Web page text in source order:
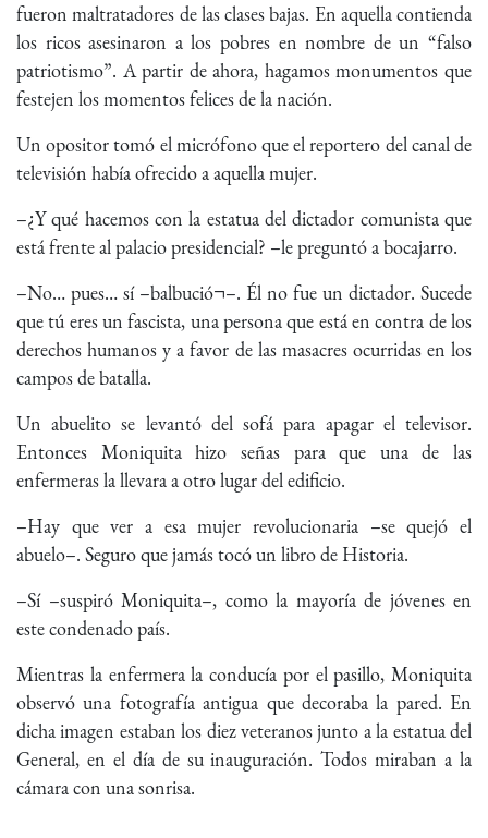
fueron maltratadores de las clases bajas. En aquella contienda
los ricos asesinaron a los pobres en nombre de un “falso
patriotismo”. A partir de ahora, hagamos monumentos que
festejen los momentos felices de la nación.
Un opositor tomó el micrófono que el reportero del canal de
televisión había ofrecido a aquella mujer.
–¿Y qué hacemos con la estatua del dictador comunista que
está frente al palacio presidencial? –le preguntó a bocajarro.
–No… pues… sí –balbució¬–. Él no fue un dictador. Sucede
que tú eres un fascista, una persona que está en contra de los
derechos humanos y a favor de las masacres ocurridas en los
campos de batalla.
Un abuelito se levantó del sofá para apagar el televisor.
Entonces Moniquita hizo señas para que una de las
enfermeras la llevara a otro lugar del edificio.
–Hay que ver a esa mujer revolucionaria –se quejó el
abuelo–. Seguro que jamás tocó un libro de Historia.
–Sí –suspiró Moniquita–, como la mayoría de jóvenes en
este condenado país.
Mientras la enfermera la conducía por el pasillo, Moniquita
observó una fotografía antigua que decoraba la pared. En
dicha imagen estaban los diez veteranos junto a la estatua del
General, en el día de su inauguración. Todos miraban a la
cámara con una sonrisa.